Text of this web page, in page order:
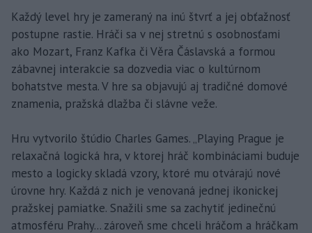
Každý level hry je zameraný na inú štvrť a jej obťažnosť
postupne rastie. Hráči sa v nej stretnú s osobnosťami
ako Mozart, Franz Kafka či Věra Čáslavská a formou
zábavnej interakcie sa dozvedia viac o kultúrnom
bohatstve mesta. V hre sa objavujú aj tradičné domové
znamenia, pražská dlažba či slávne veže.
Hru vytvorilo štúdio Charles Games. „Playing Prague je
relaxačná logická hra, v ktorej hráč kombináciami buduje
mesto a logicky skladá vzory, ktoré mu otvárajú nové
úrovne hry. Každá z nich je venovaná jednej ikonickej
pražskej pamiatke. Snažili sme sa zachytiť jedinečnú
atmosféru Prahy... zároveň sme chceli hráčom a hráčkam